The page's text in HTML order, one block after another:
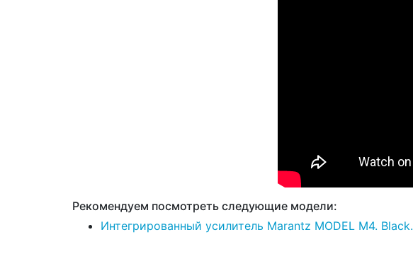
Рекомендуем посмотреть следующие модели:
Интегрированный усилитель Marantz MODEL M4. Black.